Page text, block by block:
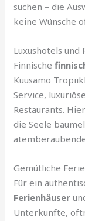
suchen – die
keine Wünsche
Luxushotels und
Finnische
Kuusamo
Service,
Restaurants.
die Seele
Gemütliche
Für ein
Ferienhäuser
Unterkünfte,